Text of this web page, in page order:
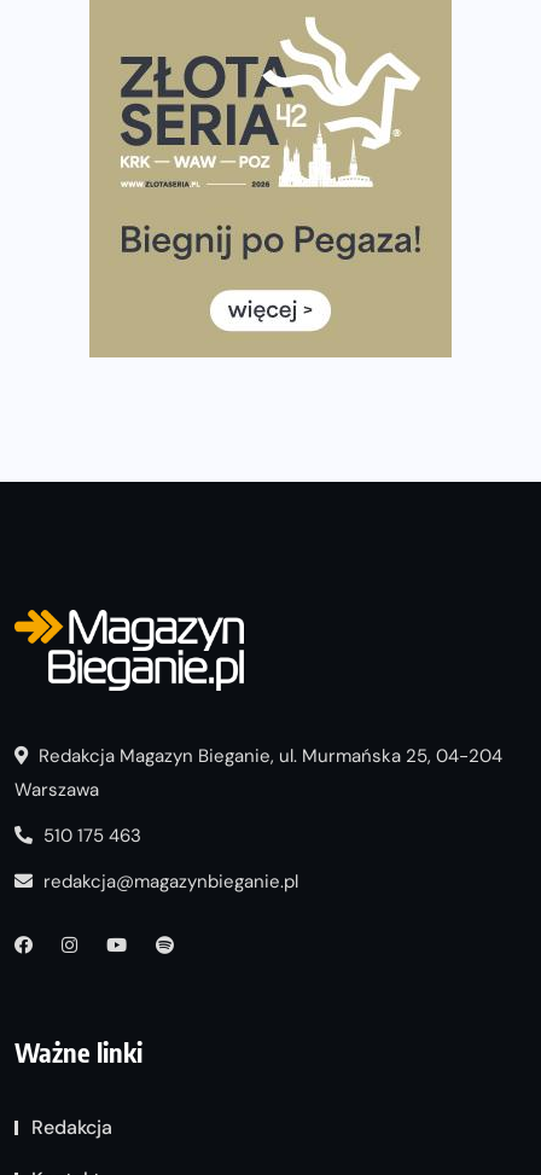
Rozbiegany Olsztyn szykuje się na weekend z
półmaratonem
Już w tę sobotę 35. Bieg Powstania Warszawskiego.
Wystartuje rekordowa liczba uczestników
35. Bieg Powstania Warszawskiego – praktyczny
Ile razy w tygodniu biegać? 3 treningi wystarczą? Jak
często biegać, żeby robić postępy
Już w ten weekend! Przed nami Nocny Portowy Maraton
i Półmaraton Szczeciński. Wszystko, co warto wiedzieć
Redakcja Magazyn Bieganie, ul. Murmańska 25, 04-204
Warszawa
510 175 463
redakcja@magazynbieganie.pl
Ważne linki
Redakcja